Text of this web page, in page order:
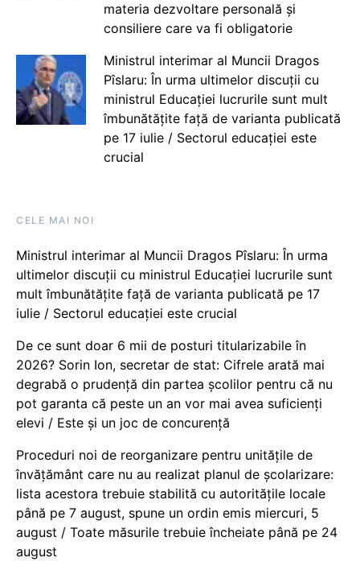
materia dezvoltare personală și
consiliere care va fi obligatorie
Ministrul interimar al Muncii Dragos
Pîslaru: În urma ultimelor discuții cu
ministrul Educației lucrurile sunt mult
îmbunătățite față de varianta publicată
pe 17 iulie / Sectorul educației este
crucial
CELE MAI NOI
Ministrul interimar al Muncii Dragos Pîslaru: În urma
ultimelor discuții cu ministrul Educației lucrurile sunt
mult îmbunătățite față de varianta publicată pe 17
iulie / Sectorul educației este crucial
De ce sunt doar 6 mii de posturi titularizabile în
2026? Sorin Ion, secretar de stat: Cifrele arată mai
degrabă o prudență din partea școlilor pentru că nu
pot garanta că peste un an vor mai avea suficienți
elevi / Este și un joc de concurență
Proceduri noi de reorganizare pentru unitățile de
învățământ care nu au realizat planul de școlarizare:
lista acestora trebuie stabilită cu autoritățile locale
până pe 7 august, spune un ordin emis miercuri, 5
august / Toate măsurile trebuie încheiate până pe 24
august